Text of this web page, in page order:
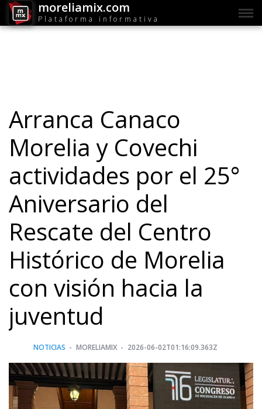
moreliamix.com
Plataforma informativa
Arranca Canaco
Morelia y Covechi
actividades por el 25°
Aniversario del
Rescate del Centro
Histórico de Morelia
con visión hacia la
juventud
NOTICIAS MORELIAMIX 2026-06-02T01:16:09.363Z